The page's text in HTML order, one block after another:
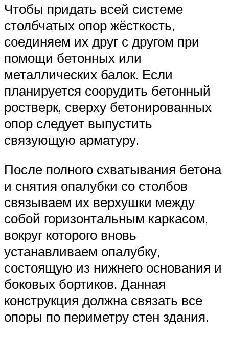
Чтобы придать всей системе
столбчатых опор жёсткость,
соединяем их друг с другом при
помощи бетонных или
металлических балок. Если
планируется соорудить бетонный
ростверк, сверху бетонированных
опор следует выпустить
связующую арматуру.
После полного схватывания бетона
и снятия опалубки со столбов
связываем их верхушки между
собой горизонтальным каркасом,
вокруг которого вновь
устанавливаем опалубку,
состоящую из нижнего основания и
боковых бортиков. Данная
конструкция должна связать все
опоры по периметру стен здания.